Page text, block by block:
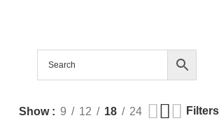
Show 9 12 18 24 Filters